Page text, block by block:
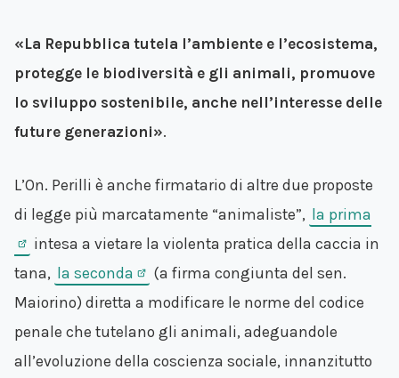
«La Repubblica tutela l’ambiente e l’ecosistema,
protegge le biodiversità e gli animali, promuove
lo sviluppo sostenibile, anche nell’interesse delle
future generazioni».
L’On. Perilli è anche firmatario di altre due proposte
di legge più marcatamente “animaliste”, la prima
intesa a vietare la violenta pratica della caccia in
tana, la seconda
(a firma congiunta del sen.
Maiorino) diretta a modificare le norme del codice
penale che tutelano gli animali, adeguandole
all’evoluzione della coscienza sociale, innanzitutto